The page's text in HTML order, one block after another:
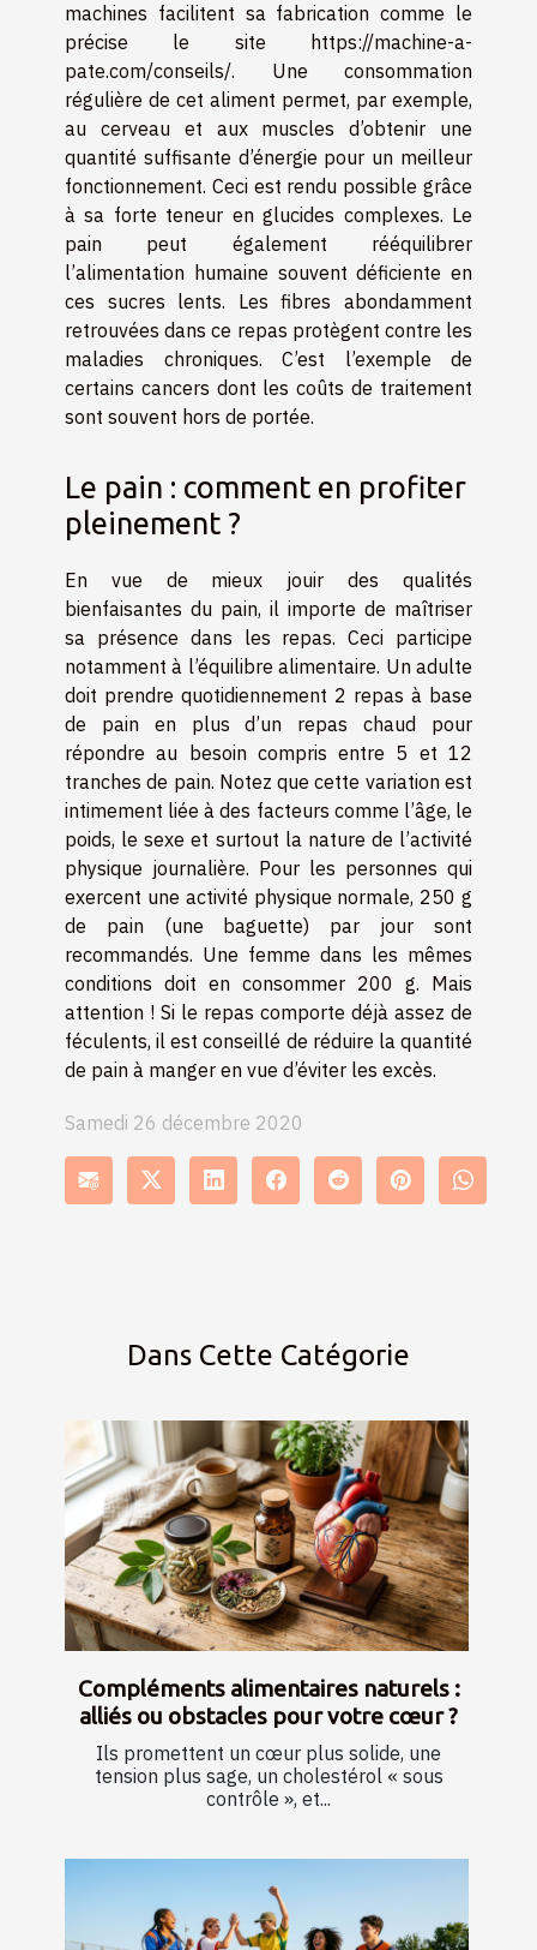
machines facilitent sa fabrication comme le
précise le site
https://machine-a-
pate.com/conseils/. Une consommation
régulière de cet aliment permet, par exemple,
au cerveau et aux muscles d’obtenir une
quantité suffisante d’énergie pour un meilleur
fonctionnement. Ceci est rendu possible grâce
à sa forte teneur en glucides complexes. Le
pain peut également rééquilibrer
l’alimentation humaine souvent déficiente en
ces sucres lents. Les fibres abondamment
retrouvées dans ce repas protègent contre les
maladies chroniques. C’est l’exemple de
certains cancers dont les coûts de traitement
sont souvent hors de portée.
Le pain : comment en profiter
pleinement ?
En vue de mieux jouir des qualités
bienfaisantes du pain, il importe de maîtriser
sa présence dans les repas. Ceci participe
notamment à l’équilibre alimentaire. Un adulte
doit prendre quotidiennement 2 repas à base
de pain en plus d’un repas chaud pour
répondre au besoin compris entre 5 et 12
tranches de pain. Notez que cette variation est
intimement liée à des facteurs comme l’âge, le
poids, le sexe et surtout la nature de l’activité
physique journalière. Pour les personnes qui
exercent une activité physique normale, 250 g
de pain (une baguette) par jour sont
recommandés. Une femme dans les mêmes
conditions doit en consommer 200 g. Mais
attention ! Si le repas comporte déjà assez de
féculents, il est conseillé de réduire la quantité
de pain à manger en vue d’éviter les excès.
Samedi 26 décembre 2020
Dans Cette Catégorie
Compléments alimentaires naturels :
alliés ou obstacles pour votre cœur ?
Ils promettent un cœur plus solide, une
tension plus sage, un cholestérol « sous
contrôle », et...